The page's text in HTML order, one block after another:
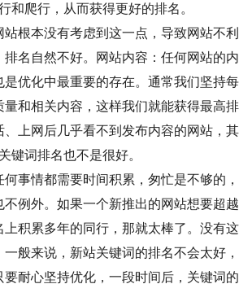
和爬行，从而获得更好的排名。
根本没有考虑到这一点，导致网站不利
排名自然不好。网站内容：任何网站的内
是优化中最重要的存在。通常我们坚持每
量和相关内容，这样我们就能获得最高排
、上网后几乎看不到发布内容的网站，其
关键词排名也不是很好。
事情都需要时间积累，匆忙是不够的，
不例外。如果一个新推出的网站想要超越
上积累多年的同行，那就太棒了。没有这
般来说，新站关键词的排名不会太好，
要耐心坚持优化，一段时间后，关键词的